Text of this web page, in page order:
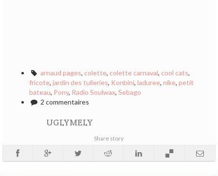
arnaud pages, colette, colette carnaval, cool cats,
fricote, jardin des tuileries, Konbini, laduree, nike, petit
bateau, Pony, Radio Soulwax, Sebago
2 commentaires
UGLYMELY
Share story